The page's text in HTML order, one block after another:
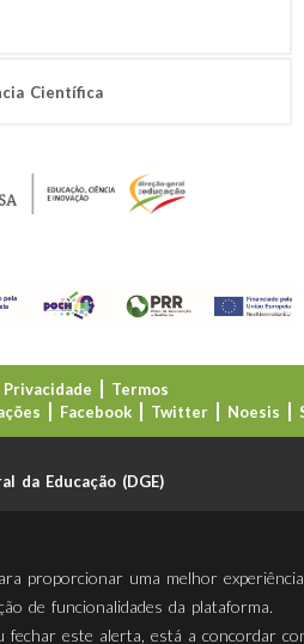
Científica
Privacidade
Termos
Facebook Twitter Noesis
da Educação (DGE)
proporcionar uma melhor
de funcionalidades da plataforma.
fechar este alerta, está a concordar